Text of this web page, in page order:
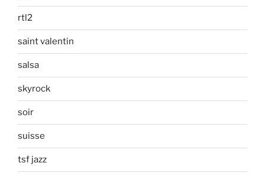
rtl2
saint valentin
salsa
skyrock
soir
suisse
tsf jazz